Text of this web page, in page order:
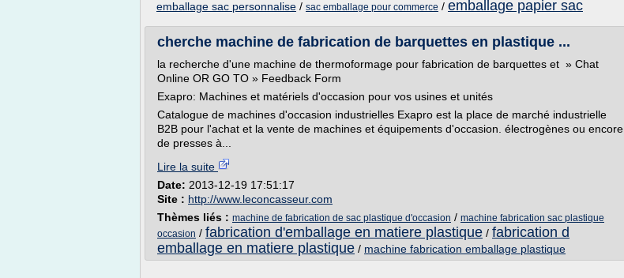
emballage sac personnalise / sac emballage pour commerce / emballage papier sac
cherche machine de fabrication de barquettes en plastique ...
la recherche d'une machine de thermoformage pour fabrication de barquettes et » Chat
Online OR GO TO » Feedback Form
Exapro: Machines et matériels d'occasion pour vos usines et unités
Catalogue de machines d'occasion industrielles Exapro est la place de marché industrielle
B2B pour l'achat et la vente de machines et équipements d'occasion. électrogènes ou encore
de presses à...
Lire la suite
Date: 2013-12-19 17:51:17
Site : http://www.leconcasseur.com
Thèmes liés : machine de fabrication de sac plastique d'occasion / machine fabrication sac plastique
occasion / fabrication d'emballage en matiere plastique / fabrication d
emballage en matiere plastique / machine fabrication emballage plastique